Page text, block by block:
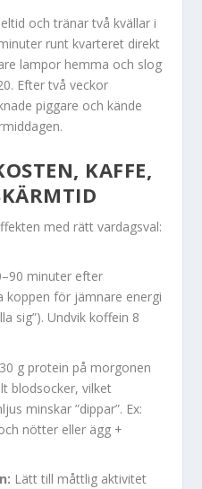
och tränar två kvällar i
runt kvarteret direkt
lampor hemma och slog
Efter två veckor
piggare och kände
KAFFE,
med rätt vardagsval:
minuter efter
koppen för jämnare energi
sig”). Undvik koffein 8
g protein på morgonen
blodsocker, vilket
minskar ”dippar”. Ex:
nötter eller ägg +
Lätt till måttlig aktivitet